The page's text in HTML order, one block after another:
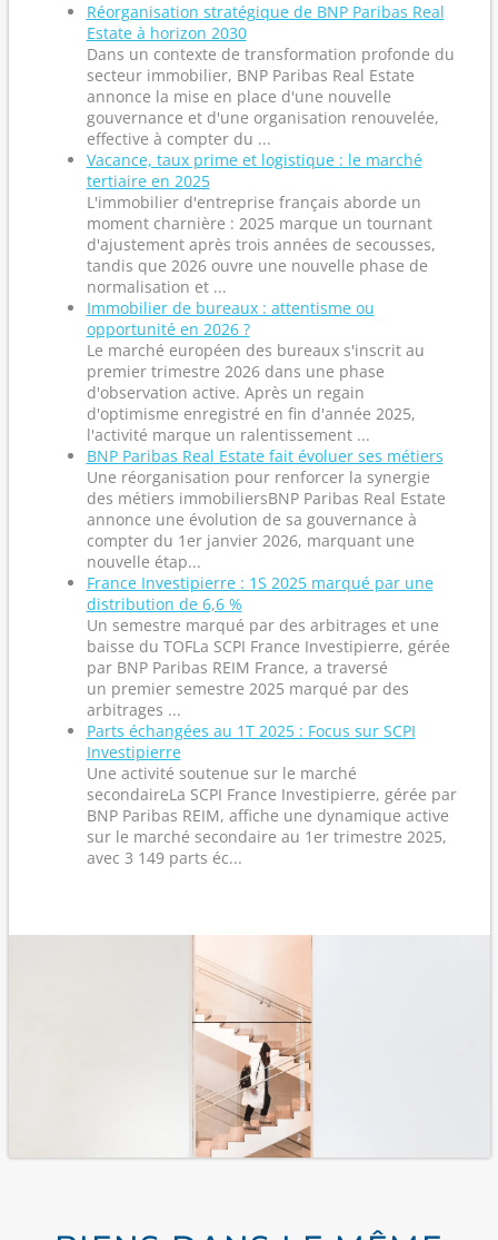
Réorganisation stratégique de BNP Paribas Real
Estate à horizon 2030
Dans un contexte de transformation profonde du
secteur immobilier, BNP Paribas Real Estate
annonce la mise en place d'une nouvelle
gouvernance et d'une organisation renouvelée,
effective à compter du ...
Vacance, taux prime et logistique : le marché
tertiaire en 2025
L'immobilier d'entreprise français aborde un
moment charnière : 2025 marque un tournant
d'ajustement après trois années de secousses,
tandis que 2026 ouvre une nouvelle phase de
normalisation et ...
Immobilier de bureaux : attentisme ou
opportunité en 2026 ?
Le marché européen des bureaux s'inscrit au
premier trimestre 2026 dans une phase
d'observation active. Après un regain
d'optimisme enregistré en fin d'année 2025,
l'activité marque un ralentissement ...
BNP Paribas Real Estate fait évoluer ses métiers
Une réorganisation pour renforcer la synergie
des métiers immobiliersBNP Paribas Real Estate
annonce une évolution de sa gouvernance à
compter du 1er janvier 2026, marquant une
nouvelle étap...
France Investipierre : 1S 2025 marqué par une
distribution de 6,6 %
Un semestre marqué par des arbitrages et une
baisse du TOFLa SCPI France Investipierre, gérée
par BNP Paribas REIM France, a traversé
un premier semestre 2025 marqué par des
arbitrages ...
Parts échangées au 1T 2025 : Focus sur SCPI
Investipierre
Une activité soutenue sur le marché
secondaireLa SCPI France Investipierre, gérée par
BNP Paribas REIM, affiche une dynamique active
sur le marché secondaire au 1er trimestre 2025,
avec 3 149 parts éc...